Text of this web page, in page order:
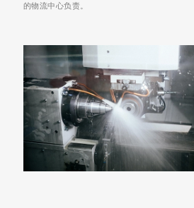
的物流中心负责。